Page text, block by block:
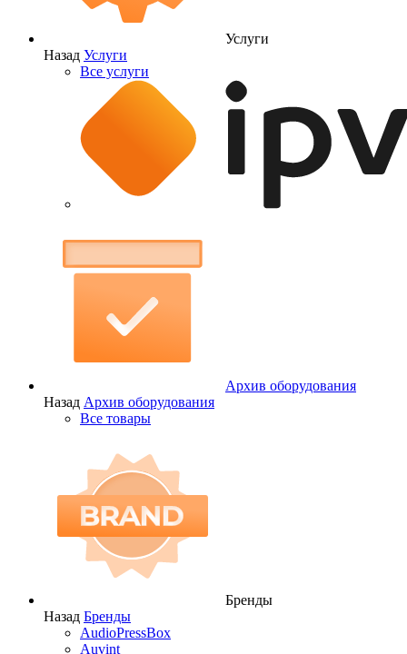
Услуги
Назад Услуги
Все услуги
Архив оборудования
Назад Архив оборудования
Все товары
Бренды
Назад Бренды
AudioPressBox
Auvint